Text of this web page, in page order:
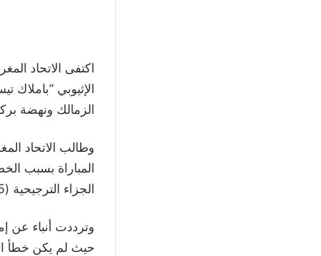
اكتفى الاتحاد
الإثيوبي “باملاك
الزمالك ونهضة
وطالب الاتحاد
المباراة بسبب
الجزاء الترجيحية (3/5).
وترددت أنباء عن
حيث لم يكن خطأ